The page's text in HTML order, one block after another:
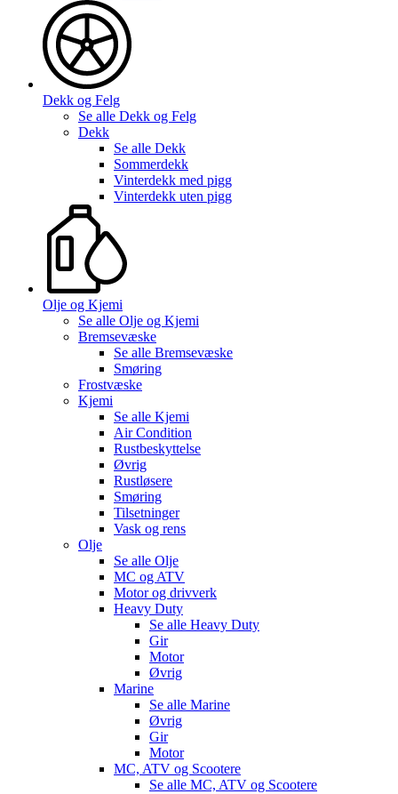
Dekk og Felg
Se alle Dekk og Felg
Dekk
Se alle Dekk
Sommerdekk
Vinterdekk med pigg
Vinterdekk uten pigg
Olje og Kjemi
Se alle Olje og Kjemi
Bremsevæske
Se alle Bremsevæske
Smøring
Frostvæske
Kjemi
Se alle Kjemi
Air Condition
Rustbeskyttelse
Øvrig
Rustløsere
Smøring
Tilsetninger
Vask og rens
Olje
Se alle Olje
MC og ATV
Motor og drivverk
Heavy Duty
Se alle Heavy Duty
Gir
Motor
Øvrig
Marine
Se alle Marine
Øvrig
Gir
Motor
MC, ATV og Scootere
Se alle MC, ATV og Scootere